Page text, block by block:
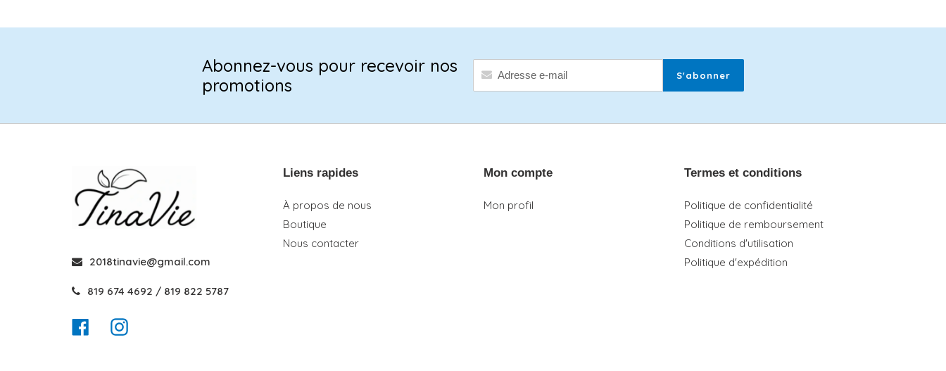
Abonnez-vous pour recevoir nos
promotions
S'abonner
2018tinavie@gmail.com
819 674 4692 / 819 822 5787
FacebookInstagram
Liens rapides
À propos de nous
Boutique
Nous contacter
Mon compte
Mon profil
Termes et conditions
Politique de confidentialité
Politique de remboursement
Conditions d'utilisation
Politique d'expédition